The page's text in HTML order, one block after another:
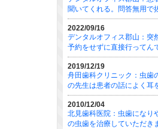
聞いてくれる。問答無用で
2022/09/16
デンタルオフィス郡山：突
予約をせずに直接行ってん
2019/12/19
舟田歯科クリニック：虫歯
の先生は患者の話によく耳
2010/12/04
北見歯科医院：虫歯になり
の虫歯を治療していただき